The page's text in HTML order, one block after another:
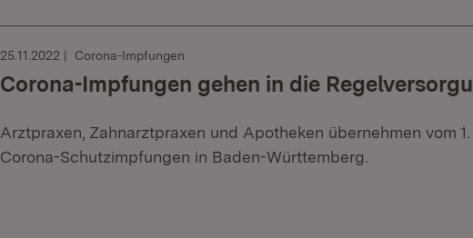
25.11.2022 Corona-Impfungen
Corona-Impfungen gehen in die
Arztpraxen, Zahnarztpraxen und Apotheken übernehmen vom
Corona-Schutzimpfungen in Baden-Württemberg.